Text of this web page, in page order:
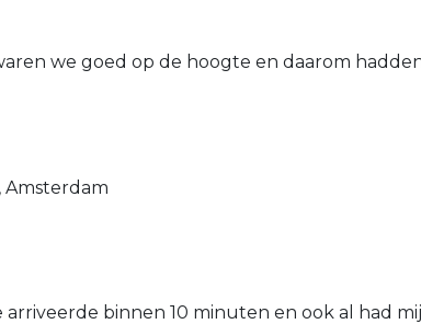
we goed op de hoogte en daarom
Amsterdam
arriveerde binnen 10 minuten en ook al had